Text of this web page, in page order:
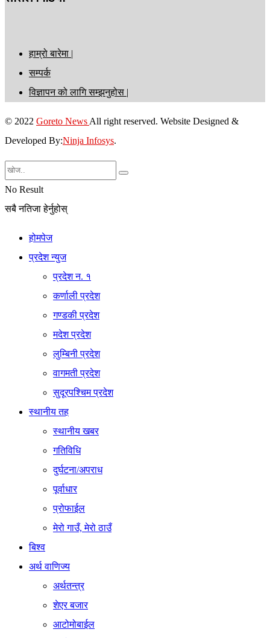
हाम्रो बारेमा |
सम्पर्क
विज्ञापन को लागि सम्झनुहोस |
© 2022 Goreto News All right reserved. Website Designed &
Developed By:Ninja Infosys.
No Result
सबै नतिजा हेर्नुहोस्
होमपेज
प्रदेश न्युज
प्रदेश न. १
कर्णाली प्रदेश
गण्डकी प्रदेश
मदेश प्रदेश
लुम्बिनी प्रदेश
वागमती प्रदेश
सुदूरपश्चिम प्रदेश
स्थानीय तह
स्थानीय खबर
गतिविधि
दुर्घटना/अपराध
पूर्वाधार
प्रोफाईल
मेरो गाउँ, मेरो ठाउँ
बिश्व
अर्थ वाणिज्य
अर्थतन्त्र
शेएर बजार
आटोमोबाईल